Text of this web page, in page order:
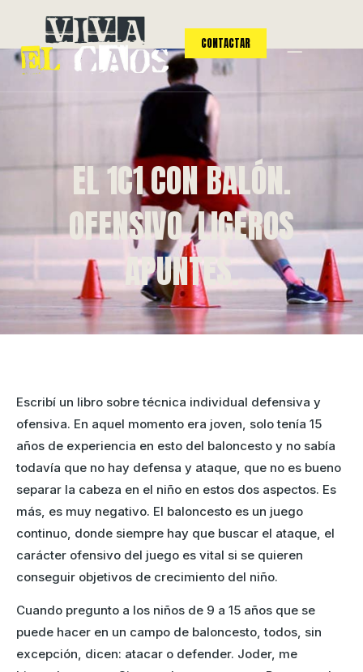
CONTACTAR
EL 1C1 CON BALÓN.
OFENSIVO. LIGEROS
APUNTES.
Escribí un libro sobre técnica individual defensiva y
ofensiva. En aquel momento era joven, solo tenía 15
años de experiencia en esto del baloncesto y no sabía
todavía que no hay defensa y ataque, que no es bueno
separar la cabeza en el niño en estos dos aspectos. Es
más, es muy negativo. El baloncesto es un juego
continuo, donde siempre hay que buscar el ataque, el
carácter ofensivo del juego es vital si se quieren
conseguir objetivos de crecimiento del niño.
Cuando pregunto a los niños de 9 a 15 años que se
puede hacer en un campo de baloncesto, todos, sin
excepción, dicen: atacar o defender. Joder, me